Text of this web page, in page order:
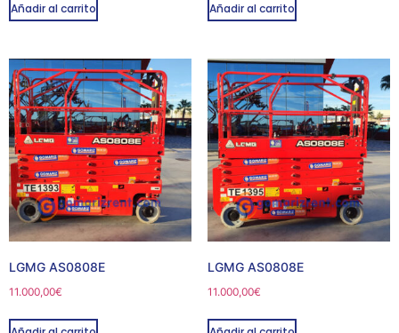
Añadir al carrito Añadir al carrito
LGMG AS0808E
11.000,00€
LGMG AS0808E
11.000,00€